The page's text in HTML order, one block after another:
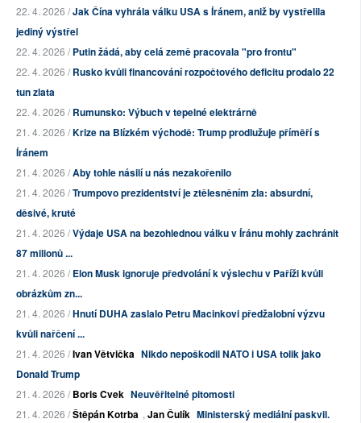
22. 4. 2026 /Jak Čína vyhrála válku USA s Íránem, aniž by vystřelila
jediný výstřel
22. 4. 2026 /Putin žádá, aby celá země pracovala "pro frontu"
22. 4. 2026 /Rusko kvůli financování rozpočtového deficitu prodalo 22
tun zlata
22. 4. 2026 /Rumunsko: Výbuch v tepelné elektrárně
21. 4. 2026 /Krize na Blízkém východě: Trump prodlužuje příměří s
Íránem
21. 4. 2026 /Aby tohle násilí u nás nezakořenilo
21. 4. 2026 /Trumpovo prezidentství je ztělesněním zla: absurdní,
děsivé, kruté
21. 4. 2026 /Výdaje USA na bezohlednou válku v Íránu mohly zachránit
87 milionů ...
21. 4. 2026 /Elon Musk ignoruje předvolání k výslechu v Paříži kvůli
obrázkům zn...
21. 4. 2026 /Hnutí DUHA zaslalo Petru Macinkovi předžalobní výzvu
kvůli nařčení ...
21. 4. 2026 /Ivan Větvička Nikdo nepoškodil NATO i USA tolik jako
Donald Trump
21. 4. 2026 /Boris Cvek Neuvěřitelné pitomosti
21. 4. 2026 /Štěpán Kotrba , Jan Čulík Ministerský mediální paskvil.